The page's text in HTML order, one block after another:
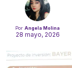
Por Angela Molina
28 mayo, 2026